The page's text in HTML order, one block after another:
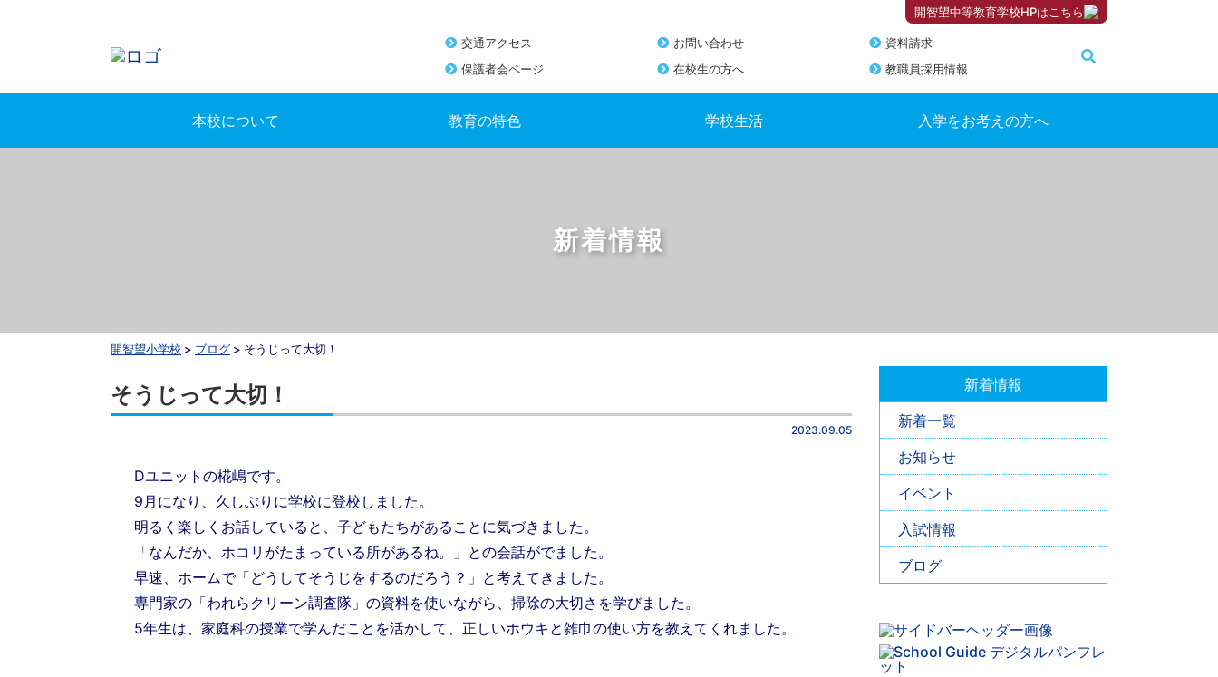
開智望中等教育学校HPはこちら
交通アクセス お問い合わせ
資料請求
保護者会ページ
在校生の方へ 教職員採用情報
本校について 教育の特色 学校生活 入学をお考えの方へ
新着情報
開智望小学校 > ブログ > そうじって大切！
新着情報
新着一覧
お知らせ
イベント
入試情報
ブログ
そうじって大切！
2023.09.05
Dユニットの椛嶋です。
9月になり、久しぶりに学校に登校しました。
明るく楽しくお話していると、子どもたちがあることに気づきました。
「なんだか、ホコリがたまっている所があるね。」との会話がでました。
早速、ホームで「どうしてそうじをするのだろう？」と考えてきました。
専門家の「われらクリーン調査隊」の資料を使いながら、掃除の大切さを学びました。
5年生は、家庭科の授業で学んだことを活かして、正しいホウキと雑巾の使い方を教えてくれました。